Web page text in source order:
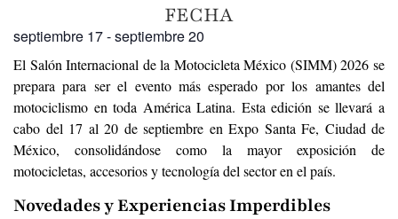
FECHA
septiembre 17-septiembre 20
El Salón Internacional de la Motocicleta México (SIMM) 2026 se
prepara para ser el evento más esperado por los amantes del
motociclismo en toda América Latina. Esta edición se llevará a
cabo del 17 al 20 de septiembre en Expo Santa Fe, Ciudad de
México, consolidándose como la mayor exposición de
motocicletas, accesorios y tecnología del sector en el país.
Novedades y Experiencias Imperdibles